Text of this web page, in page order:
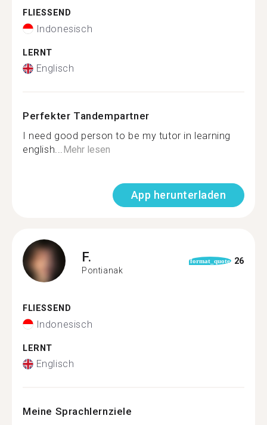
FLIESSEND
Indonesisch
LERNT
Englisch
Perfekter Tandempartner
I need good person to be my tutor in learning
english...Mehr lesen
App herunterladen
F.
Pontianak
format_quote 26
FLIESSEND
Indonesisch
LERNT
Englisch
Meine Sprachlernziele